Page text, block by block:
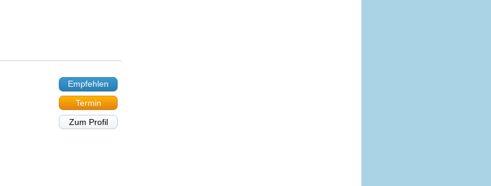
Empfehlen
Termin
Zum Profil